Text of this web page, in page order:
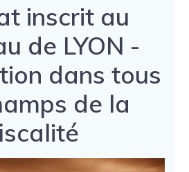
inscrit au
de LYON -
dans tous
de la
Lecteur